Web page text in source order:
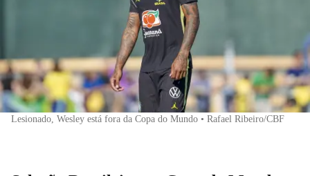
Lesionado, Wesley está fora da Copa do Mundo • Rafael Ribeiro/CBF